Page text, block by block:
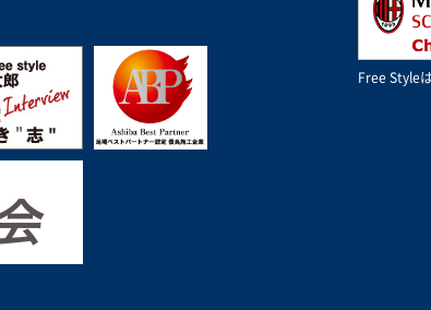
Free Style